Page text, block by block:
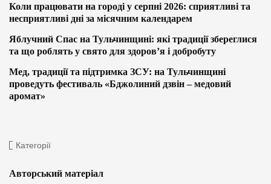
Коли працювати на городі у серпні 2026: сприятливі та
несприятливі дні за місячним календарем
Яблучний Спас на Тульчинщині: які традиції збереглися
та що роблять у свято для здоров’я і добробуту
Мед, традиції та підтримка ЗСУ: на Тульчинщині
проведуть фестиваль «Бджолиний дзвін – медовий
аромат»
Категорії
Авторський матеріал